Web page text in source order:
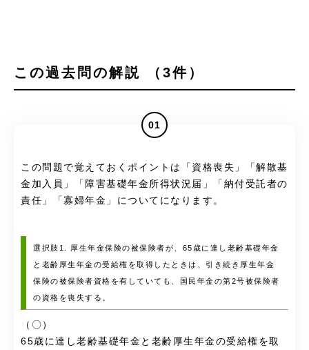
この過去問の解説 （3件）
01
この問題で覚えておくポイントは「資格喪失」「解散基
金加入員」「障害基礎年金所得状況届」「納付受託者の
責任」「寡婦年金」についてになります。
選択肢1. 厚生年金保険の被保険者が、65歳に達し老齢基礎年金
と老齢厚生年金の受給権を取得したときは、引き続き厚生年金
保険の被保険者資格を有していても、国民年金の第2号被保険者
の資格を喪失する。
（〇）
65歳に達し老齢基礎年金と老齢厚生年金の受給権を取